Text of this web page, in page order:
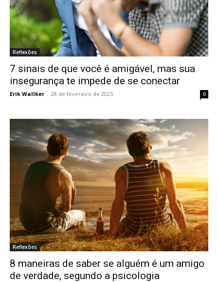
Reflexões
7 sinais de que você é amigável, mas sua
insegurança te impede de se conectar
Erik Wallker - 28 de fevereiro de 2025 0
Reflexões
8 maneiras de saber se alguém é um amigo
de verdade, segundo a psicologia